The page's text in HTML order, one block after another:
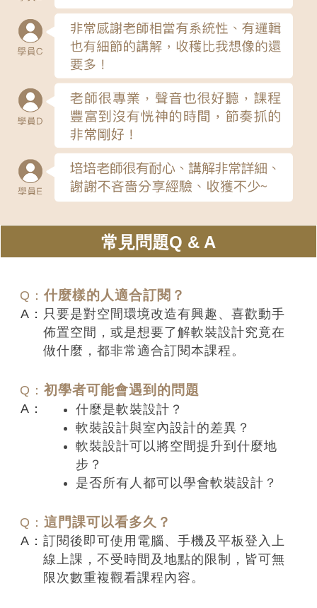
常見問題Q & A
什麼樣的人適合訂閱？
只要是對空間環境改造有興趣、喜歡動手
佈置空間，或是想要了解軟裝設計究竟在
做什麼，都非常適合訂閱本課程。
初學者可能會遇到的問題
什麼是軟裝設計？
軟裝設計與室內設計的差異？
軟裝設計可以將空間提升到什麼地
步？
是否所有人都可以學會軟裝設計？
這門課可以看多久？
訂閱後即可使用電腦、手機及平板登入上
線上課，不受時間及地點的限制，皆可無
限次數重複觀看課程內容。